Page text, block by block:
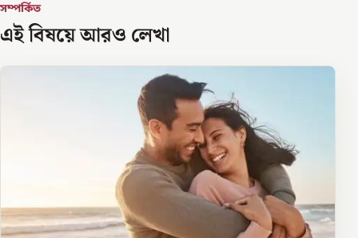
সম্পর্কিত
এই বিষয়ে আরও লেখা